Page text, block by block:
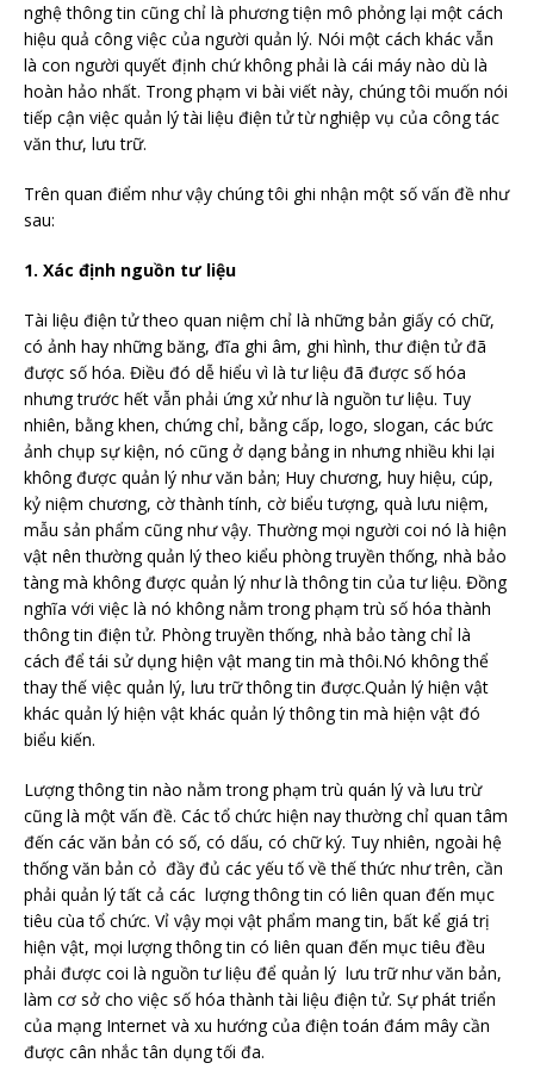
nghệ thông tin cũng chỉ là phương tiện mô phỏng lại một cách
hiệu quả công việc của người quản lý. Nói một cách khác vẫn
là con người quyết định chứ không phải là cái máy nào dù là
hoàn hảo nhất. Trong phạm vi bài viết này, chúng tôi muốn nói
tiếp cận việc quản lý tài liệu điện tử từ nghiệp vụ của công tác
văn thư, lưu trữ.
Trên quan điểm như vậy chúng tôi ghi nhận một số vấn đề như
sau:
1. Xác định nguồn tư liệu
Tài liệu điện tử theo quan niệm chỉ là những bản giấy có chữ,
có ảnh hay những băng, đĩa ghi âm, ghi hình, thư điện tử đã
được số hóa. Điều đó dễ hiểu vì là tư liệu đã được số hóa
nhưng trước hết vẫn phải ứng xử như là nguồn tư liệu. Tuy
nhiên, bằng khen, chứng chỉ, bằng cấp, logo, slogan, các bức
ảnh chụp sự kiện, nó cũng ở dạng bảng in nhưng nhiều khi lại
không được quản lý như văn bản; Huy chương, huy hiệu, cúp,
kỷ niệm chương, cờ thành tính, cờ biểu tượng, quà lưu niệm,
mẫu sản phẩm cũng như vậy. Thường mọi người coi nó là hiện
vật nên thường quản lý theo kiểu phòng truyền thống, nhà bảo
tàng mà không được quản lý như là thông tin của tư liệu. Đồng
nghĩa với việc là nó không nằm trong phạm trù số hóa thành
thông tin điện tử. Phòng truyền thống, nhà bảo tàng chỉ là
cách để tái sử dụng hiện vật mang tin mà thôi.Nó không thể
thay thế việc quản lý, lưu trữ thông tin được.Quản lý hiện vật
khác quản lý hiện vật khác quản lý thông tin mà hiện vật đó
biểu kiến.
Lượng thông tin nào nằm trong phạm trù quán lý và lưu trừ
cũng là một vấn đề. Các tổ chức hiện nay thường chỉ quan tâm
đến các văn bản có số, có dấu, có chữ ký. Tuy nhiên, ngoài hệ
thống văn bản cỏ đầy đủ các yếu tố về thế thức như trên, cần
phải quản lý tất cả các lượng thông tin có liên quan đến mục
tiêu cùa tổ chức. Vỉ vậy mọi vật phẩm mang tin, bất kể giá trị
hiện vật, mọi lượng thông tin có liên quan đến mục tiêu đều
phải được coi là nguồn tư liệu để quản lý lưu trữ như văn bản,
làm cơ sở cho việc số hóa thành tài liệu điện tử. Sự phát triển
của mạng Internet và xu hướng của điện toán đám mây cần
được cân nhắc tân dụng tối đa.